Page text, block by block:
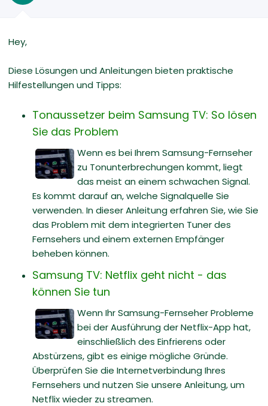
Hey,
Diese Lösungen und Anleitungen bieten praktische
Hilfestellungen und Tipps:
Tonaussetzer beim Samsung TV: So lösen
Sie das Problem
Wenn es bei Ihrem Samsung-Fernseher
zu Tonunterbrechungen kommt, liegt
das meist an einem schwachen Signal.
Es kommt darauf an, welche Signalquelle Sie
verwenden. In dieser Anleitung erfahren Sie, wie Sie
das Problem mit dem integrierten Tuner des
Fernsehers und einem externen Empfänger
beheben können.
Samsung TV: Netflix geht nicht - das
können Sie tun
Wenn Ihr Samsung-Fernseher Probleme
bei der Ausführung der Netflix-App hat,
einschließlich des Einfrierens oder
Abstürzens, gibt es einige mögliche Gründe.
Überprüfen Sie die Internetverbindung Ihres
Fernsehers und nutzen Sie unsere Anleitung, um
Netflix wieder zu streamen.